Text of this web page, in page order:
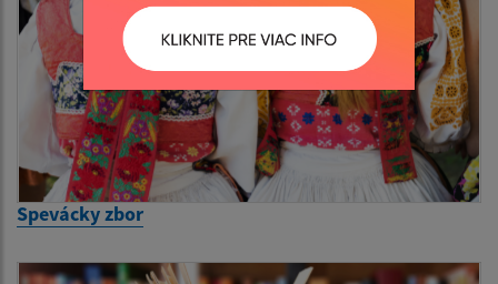
Spevácky zbor